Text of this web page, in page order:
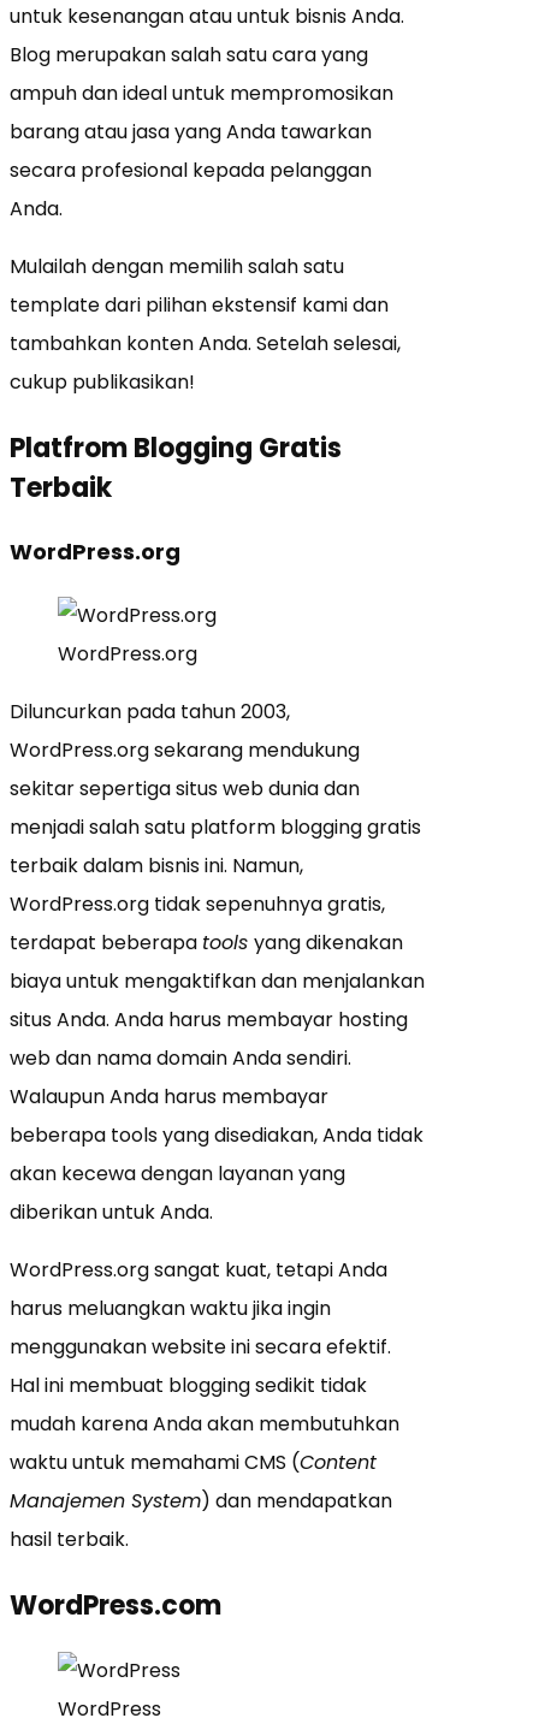
untuk kesenangan atau untuk bisnis Anda.
Blog merupakan salah satu cara yang
ampuh dan ideal untuk mempromosikan
barang atau jasa yang Anda tawarkan
secara profesional kepada pelanggan
Anda.
Mulailah dengan memilih salah satu
template dari pilihan ekstensif kami dan
tambahkan konten Anda. Setelah selesai,
cukup publikasikan!
Platfrom Blogging Gratis
Terbaik
WordPress.org
WordPress.org
Diluncurkan pada tahun 2003,
WordPress.org sekarang mendukung
sekitar sepertiga situs web dunia dan
menjadi salah satu platform blogging gratis
terbaik dalam bisnis ini. Namun,
WordPress.org tidak sepenuhnya gratis,
terdapat beberapa tools yang dikenakan
biaya untuk mengaktifkan dan menjalankan
situs Anda. Anda harus membayar hosting
web dan nama domain Anda sendiri.
Walaupun Anda harus membayar
beberapa tools yang disediakan, Anda tidak
akan kecewa dengan layanan yang
diberikan untuk Anda.
WordPress.org sangat kuat, tetapi Anda
harus meluangkan waktu jika ingin
menggunakan website ini secara efektif.
Hal ini membuat blogging sedikit tidak
mudah karena Anda akan membutuhkan
waktu untuk memahami CMS (Content
Manajemen System) dan mendapatkan
hasil terbaik.
WordPress.com
WordPress